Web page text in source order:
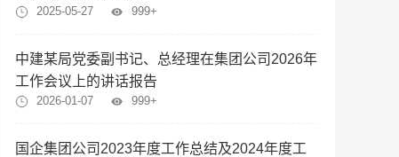
2025-05-27 999+
中建某局党委副书记、总经理在集团公司2026年
工作会议上的讲话报告
2026-01-07 999+
国企集团公司2023年度工作总结及2024年度工